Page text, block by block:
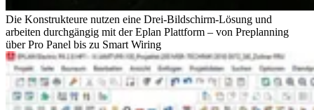
Die Konstrukteure nutzen eine Drei-Bildschirm-Lösung und
arbeiten durchgängig mit der Eplan Plattform – von Preplanning
über Pro Panel bis zu Smart Wiring